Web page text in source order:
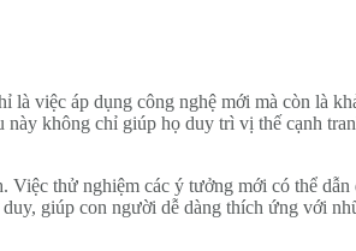
việc áp dụng công nghệ mới mà còn là
không chỉ giúp họ duy trì vị thế cạnh
thử nghiệm các ý tưởng mới có thể
giúp con người dễ dàng thích ứng với